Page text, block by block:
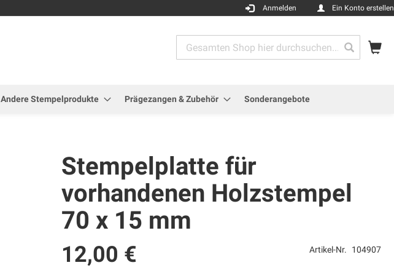
Anmelden Ein Konto erstellen
Search
Andere Stempelprodukte Prägezangen & Zubehör Sonderangebote
Stempelplatte für
vorhandenen Holzstempel
70 x 15 mm
12,00 € Artikel-Nr. 104907